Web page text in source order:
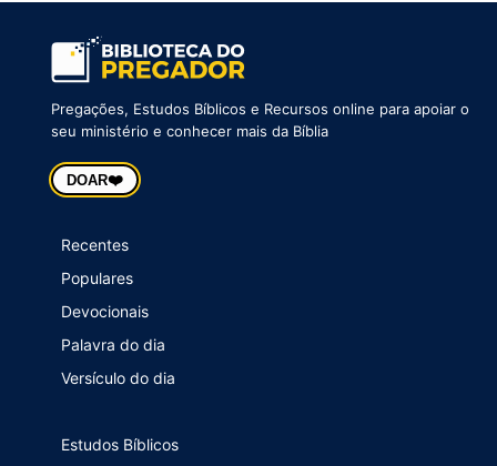
Pregações, Estudos Bíblicos e Recursos online para apoiar o
seu ministério e conhecer mais da Bíblia
DOAR❤️
Recentes
Populares
Devocionais
Palavra do dia
Versículo do dia
Estudos Bíblicos